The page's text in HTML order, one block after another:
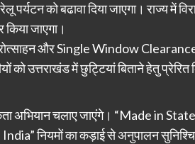
को बढावा दिया जाएगा। राज्य में
किया जाएगा।
और Single Window Clearance
को उत्तराखंड में छुट्टियां बिताने हेतु प्रेरित
अभियान चलाए जाएंगे। “Made in
नियमों का कड़ाई से अनुपालन